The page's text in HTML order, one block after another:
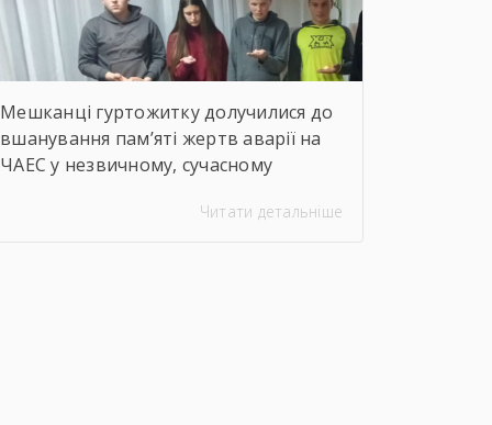
Мешканці гуртожитку долучилися до
вшанування пам’яті жертв аварії на
ЧАЕС у незвичному, сучасному
ДЕМЧЕНКО та Віталій ШОСТАК
Читати детальніше